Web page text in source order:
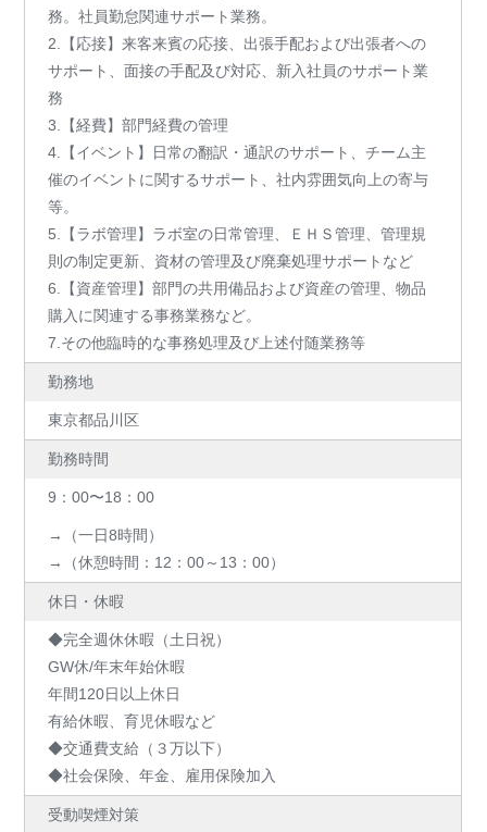
務。社員勤怠関連サポート業務。
2.【応接】来客来賓の応接、出張手配および出張者への
サポート、面接の手配及び対応、新入社員のサポート業
務
3.【経費】部門経費の管理
4.【イベント】日常の翻訳・通訳のサポート、チーム主
催のイベントに関するサポート、社内雰囲気向上の寄与
等。
5.【ラボ管理】ラボ室の日常管理、ＥＨＳ管理、管理規
則の制定更新、資材の管理及び廃棄処理サポートなど
6.【資産管理】部門の共用備品および資産の管理、物品
購入に関連する事務業務など。
7.その他臨時的な事務処理及び上述付随業務等
勤務地
東京都品川区
勤務時間
9：00〜18：00
→（一日8時間）
→（休憩時間：12：00～13：00）
休日・休暇
◆完全週休休暇（土日祝）
GW休/年末年始休暇
年間120日以上休日
有給休暇、育児休暇など
◆交通費支給（３万以下）
◆社会保険、年金、雇用保険加入
受動喫煙対策